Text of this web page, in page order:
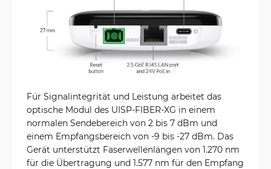
Für Signalintegrität und Leistung arbeitet das
optische Modul des UISP-FIBER-XG in einem
normalen Sendebereich von 2 bis 7 dBm und
einem Empfangsbereich von -9 bis -27 dBm. Das
Gerät unterstützt Faserwellenlängen von 1.270 nm
für die Übertragung und 1.577 nm für den Empfang